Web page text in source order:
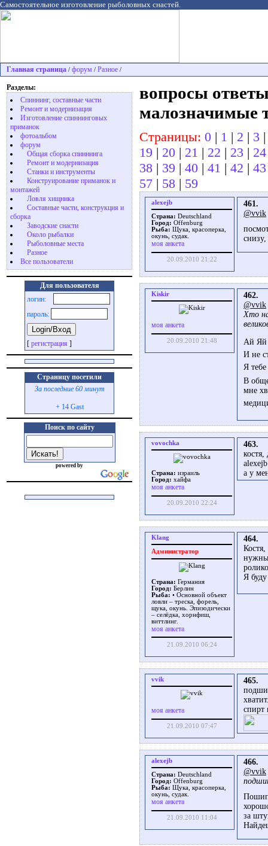
Самостоятельное изготовление рыболовных снастей.
Главная страница / форум / Разное /
Разделы:
Спиннинг, составные части
Ремонт и модернизация
Изготовление спиннинговых
приманок
фотоальбом
форум
Общая сборка спиннинга
Ремонт и модернизация
Станки и инструменты
Конструирование приманок и
монтажей
Ловля хищника
Cоставные части, конструкция и
сборка
Заводские снасти
Около рыбалки
Рыболовные места
Разное
Все пользователи
Для пользователя
логин:
пароль:
[ регистрация ]
Страницу посетили
За последние 60 минут
+ 14 Gast
Поиск по сайту
powered by
вопросы
малозначимые
Страницы: 0 | 1 | 2 | 3
19 | 20 | 21 | 22 | 23 | 24
38 | 39 | 40 | 41 | 42 | 43
57 | 58 | 59
alexejb
Страна: Deutschland
Город: Offenburg
Рыба: Щука, красоперка,
окунь, судак.
моя анкета
20.09.2010 21:22
461.
@vvik
Kiskir
моя анкета
20.09.2010 21:48
462.
@vvik
Хто
Ай
И не
Я
В
мне
vovochka
Страна: израиль
Город: хайфа
моя анкета
20.09.2010 22:24
463.
а у
Klang
Администратор
Страна: Германия
Город: Берлин
Рыба: • Основной объект
ловли – треска, форель,
щука, окунь. Эпизодически
– селёдка, хорнфиш,
виттлинг.
моя анкета
21.09.2010 06:24
464.
нужны
Я
vvik
моя анкета
21.09.2010 07:47
465.
спирт
alexejb
Страна: Deutschland
Город: Offenburg
Рыба: Щука, красоперка,
окунь, судак.
моя анкета
21.09.2010 11:04
466.
@vvik
за